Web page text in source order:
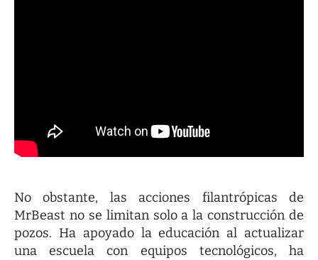
No obstante, las acciones filantrópicas de
MrBeast no se limitan solo a la construcción de
pozos. Ha apoyado la educación al actualizar
una escuela con equipos tecnológicos, ha